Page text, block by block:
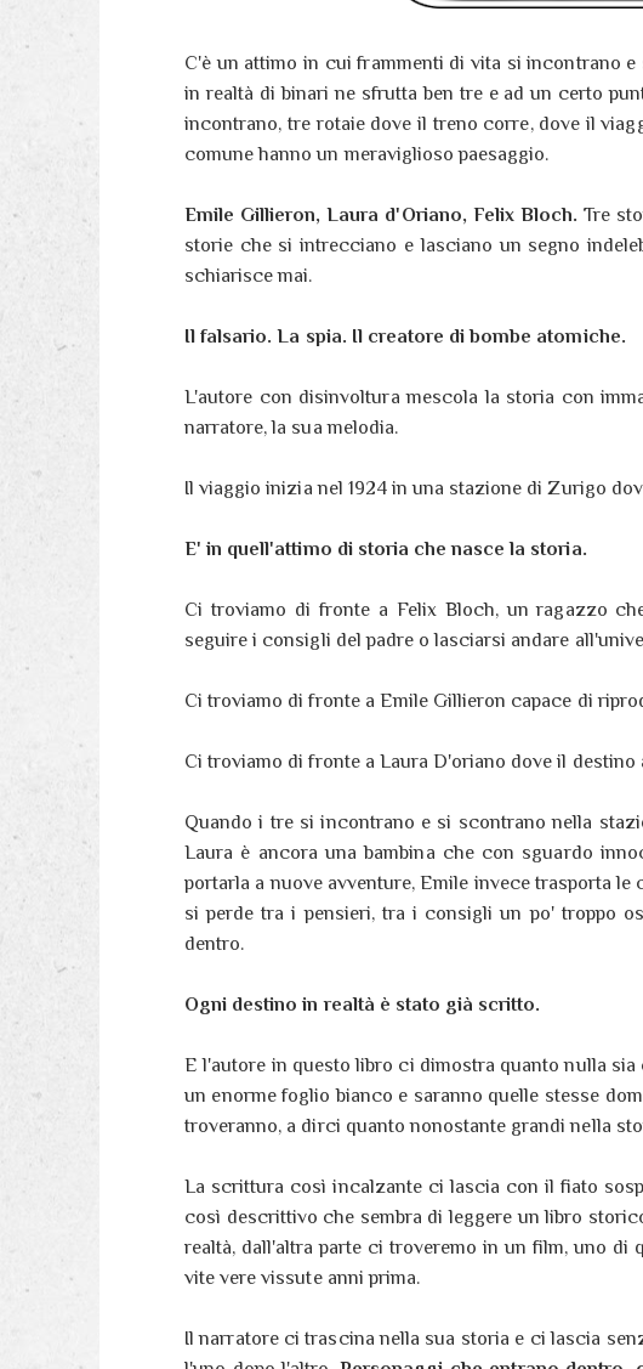
C'è un attimo in cui frammenti di vita si incontrano
in realtà di binari ne sfrutta ben tre e ad un certo
incontrano, tre rotaie dove il treno corre, dove il
comune hanno un meraviglioso paesaggio.
Emile Gillieron, Laura d'Oriano, Felix Bloch. Tre
storie che si intrecciano e lasciano un segno
schiarisce mai.
Il falsario. La spia. Il creatore di bombe atomiche.
L'autore con disinvoltura mescola la storia con
narratore, la sua melodia.
Il viaggio inizia nel 1924 in una stazione di Zurigo
E' in quell'attimo di storia che nasce la storia.
Ci troviamo di fronte a Felix Bloch, un ragazzo
seguire i consigli del padre o lasciarsi andare
Ci troviamo di fronte a Emile Gillieron capace di
Ci troviamo di fronte a Laura D'oriano dove il destino
Quando i tre si incontrano e si scontrano nella
Laura è ancora una bambina che con sguardo
portarla a nuove avventure, Emile invece trasporta
si perde tra i pensieri, tra i consigli un po' troppo
dentro.
Ogni destino in realtà è stato già scritto.
E l'autore in questo libro ci dimostra quanto nulla
un enorme foglio bianco e saranno quelle stesse
troveranno, a dirci quanto nonostante grandi nella
La scrittura così incalzante ci lascia con il fiato
così descrittivo che sembra di leggere un libro
realtà, dall'altra parte ci troveremo in un film, uno
vite vere vissute anni prima.
Il narratore ci trascina nella sua storia e ci lascia